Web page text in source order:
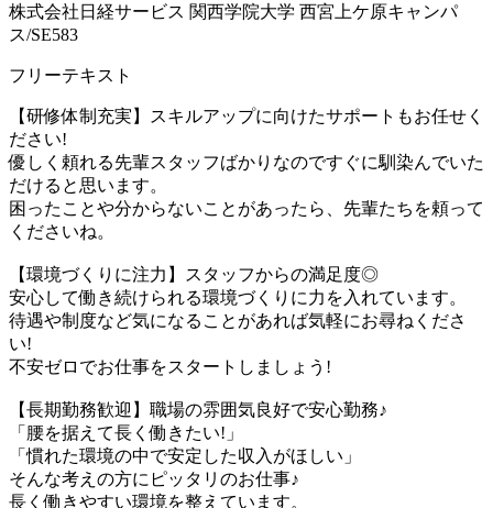
株式会社日経サービス 関西学院大学 西宮上ケ原キャンパ
ス/SE583
フリーテキスト
【研修体制充実】スキルアップに向けたサポートもお任せく
ださい!
優しく頼れる先輩スタッフばかりなのですぐに馴染んでいた
だけると思います。
困ったことや分からないことがあったら、先輩たちを頼って
くださいね。
【環境づくりに注力】スタッフからの満足度◎
安心して働き続けられる環境づくりに力を入れています。
待遇や制度など気になることがあれば気軽にお尋ねくださ
い!
不安ゼロでお仕事をスタートしましょう!
【長期勤務歓迎】職場の雰囲気良好で安心勤務♪
「腰を据えて長く働きたい!」
「慣れた環境の中で安定した収入がほしい」
そんな考えの方にピッタリのお仕事♪
長く働きやすい環境を整えています。